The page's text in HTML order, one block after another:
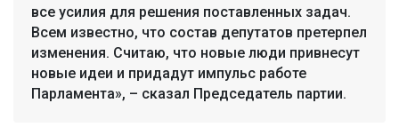
все усилия для решения поставленных задач.
Всем известно, что состав депутатов претерпел
изменения. Считаю, что новые люди привнесут
новые идеи и придадут импульс работе
Парламента», – сказал Председатель партии.